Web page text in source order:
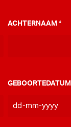
ACHTERNAAM *
GEBOORTEDATUM